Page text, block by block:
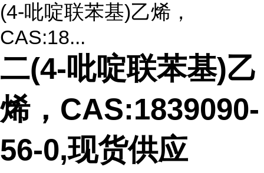
(4-吡啶联苯基)乙烯，
CAS:18...
二(4-吡啶联苯基)乙
烯，CAS:1839090-
56-0,现货供应